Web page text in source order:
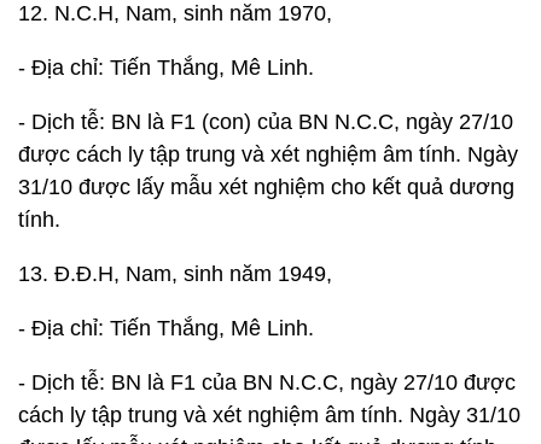
12. N.C.H, Nam, sinh năm 1970,
- Địa chỉ: Tiến Thắng, Mê Linh.
- Dịch tễ: BN là F1 (con) của BN N.C.C, ngày 27/10
được cách ly tập trung và xét nghiệm âm tính. Ngày
31/10 được lấy mẫu xét nghiệm cho kết quả dương
tính.
13. Đ.Đ.H, Nam, sinh năm 1949,
- Địa chỉ: Tiến Thắng, Mê Linh.
- Dịch tễ: BN là F1 của BN N.C.C, ngày 27/10 được
cách ly tập trung và xét nghiệm âm tính. Ngày 31/10